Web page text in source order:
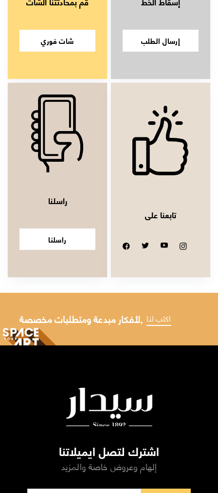
شات فوري إرسال الطلب
راسلنا
راسلنا
تابعنا على
لأفكار مبدعة ومتطلبات مخصصة, اكتب لنا
اشترك لتصل ايميلاتنا
إلهام وعروض خاصة والمزيد